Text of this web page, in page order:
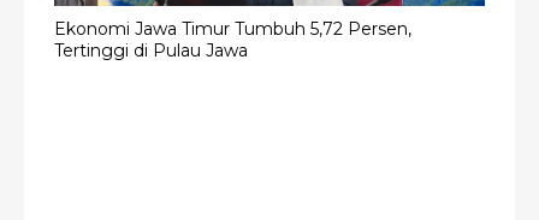
Ekonomi Jawa Timur Tumbuh 5,72 Persen,
Tertinggi di Pulau Jawa